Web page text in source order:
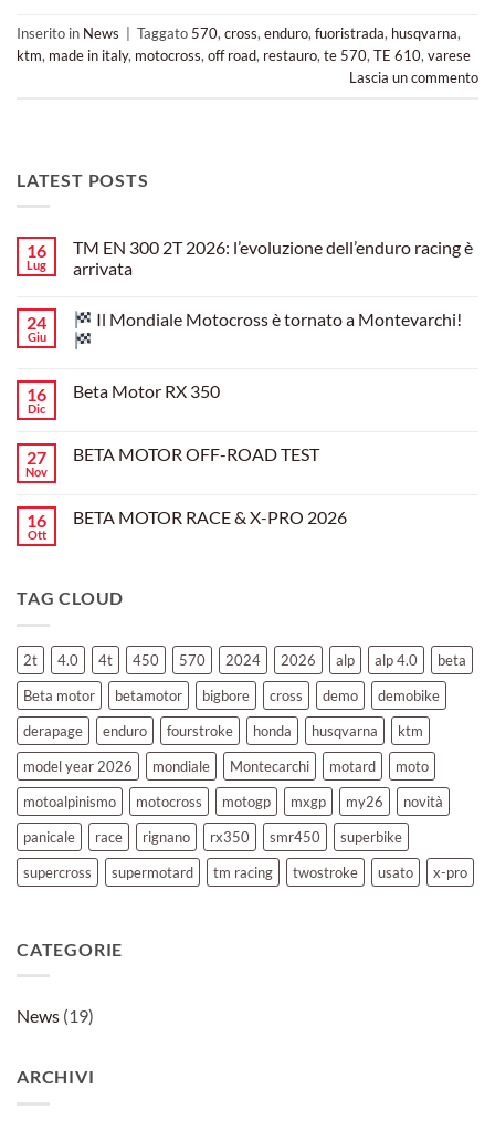
Inserito in News Taggato 570, cross, enduro, fuoristrada, husqvarna,
ktm, made in italy, motocross, off road, restauro, te 570, TE 610, varese
Lascia un commento
LATEST POSTS
16
Lug
TM EN 300 2T 2026: l’evoluzione dell’enduro racing è
arrivata
su
TM
EN
2026:
è
arrivata
24
Giu
Il Mondiale Motocross è tornato a Montevarchi!
su
Motocross
è
16
Dic
Beta Motor RX 350
Beta
27
Nov
BETA MOTOR OFF-ROAD TEST
BETA
16
Ott
BETA MOTOR RACE & X-PRO 2026
MOTOR
PRO
2026
TAG CLOUD
2t 4.0 4t 450 570 2024 2026 alp alp 4.0
beta
Beta motor
betamotor bigbore cross demo
demobike
derapage
enduro fourstroke honda husqvarna
ktm
model year 2026
mondiale Montecarchi motard
moto
motoalpinismo
motocross motogp mxgp my26
novità
panicale
race rignano rx350 smr450
superbike
supercross
supermotard tm racing twostroke usato x-pro
CATEGORIE
News (19)
ARCHIVI